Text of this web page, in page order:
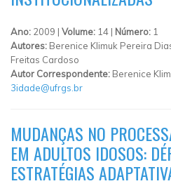
Ano: 2009 | Volume: 14 | Número: 1
Autores: Berenice Klimuk Pereira
Freitas Cardoso
Autor Correspondente: Berenice
3idade@ufrgs.br
MUDANÇAS NO
EM ADULTOS IDOSOS:
ESTRATÉGIAS